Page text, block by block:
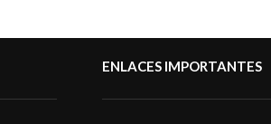
ENLACES IMPORTANTES